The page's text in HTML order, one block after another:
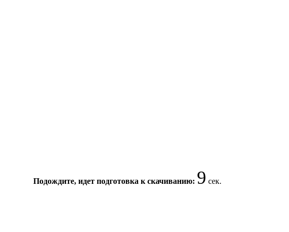
Подождите, идет подготовка к скачиванию: 9 сек.